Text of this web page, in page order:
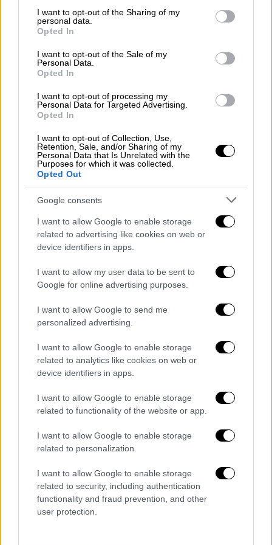
not limited to your visit or usage behaviour. You may click to
grant or deny consent to Google and its third-party tags to
use your data for below specified purposes in below Google
consent section.
I want to opt-out of the Sharing of my
personal data.
Opted In
I want to opt-out of the Sale of my
Personal Data.
Opted In
I want to opt-out of processing my
Personal Data for Targeted Advertising.
Opted In
I want to opt-out of Collection, Use,
Retention, Sale, and/or Sharing of my
Personal Data that Is Unrelated with the
Purposes for which it was collected.
Opted Out
Google consents
I want to allow Google to enable storage
related to advertising like cookies on web or
device identifiers in apps.
I want to allow my user data to be sent to
Google for online advertising purposes.
I want to allow Google to send me
personalized advertising.
I want to allow Google to enable storage
related to analytics like cookies on web or
device identifiers in apps.
I want to allow Google to enable storage
related to functionality of the website or app.
I want to allow Google to enable storage
related to personalization.
I want to allow Google to enable storage
related to security, including authentication
functionality and fraud prevention, and other
user protection.
σκληροτράχηλο ΟΦΗ και πέρασε με επιτυχία
από μια δύσκολη έδρα. Οι Πειραιώτες είχαν
την πρώτη τελική στον αγώνα στο 12’ με το
σουτ του Τσικίνιο από δεξιά που έφυγε
άουτ. Στο 17’ ο Γουίλιαν δεν «σημάδεψε»
σπουδαία επέμβαση το πλασέ που
επιχείρησε ο Βραζιλιάνος μεσοεπιθετικός
με τη μία.
Ο Ναούμοβ έδειξε πολύ καλά
αντανακλαστικά και στο σουτ του Τσικίνιο
στο 49’, για να έρθει άλλη μία καλή στιγμή για
τους Πειραιώτες στο 58’ με το σουτ του
Κωστούλα που έφυγε λίγο πάνω απ’ τα
δοκάρια. Στο 60’ ο Ολυμπιακός άνοιξε το
σκορ όταν από κόρνερ του Τσικίνιο, ο Ελ
Κααμπί πήρε την κεφαλιά, ο Ναούμοβ
απέκρουσε κι επερχόμενος Μπιανκόν έκανε
Ο ΟΦΗ έψαξε γκολ ισοφάρισης και είχε μία
καλή στιγμή στο 82’ με το πλασέ του
πεσμένου Σαλσίδο που πέρασε λίγο άουτ,
ενώ στο 84’ ο Τζολάκης μπλόκαρε σταθερά
Στο 88’ ένα λάθος του Αμπάντα, έδωσε την
ευκαιρία στον Ελ Κααμπί να κλέψει την
μπάλα στην περιοχή του ΟΦΗ, να
«σερβίρει» έτοιμο γκολ στον Κοστίνια που
δεν αστόχησε από κοντά, διαμορφώνοντας
το τελικό 2-0 για τον Ολυμπιακό.